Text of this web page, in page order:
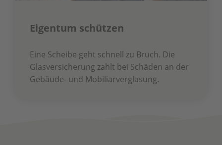
Eigentum schützen
Eine Scheibe geht schnell zu Bruch. Die
Glasversicherung zahlt bei Schäden an der
Gebäude- und Mobiliarverglasung.